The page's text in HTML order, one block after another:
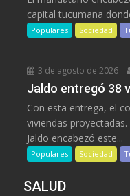
capital tucumana
Populares Sociedad
3 de agosto de 2026
Jaldo entregó 38
Con esta entrega, el
viviendas
Jaldo encabezó este...
Populares Sociedad
SALUD